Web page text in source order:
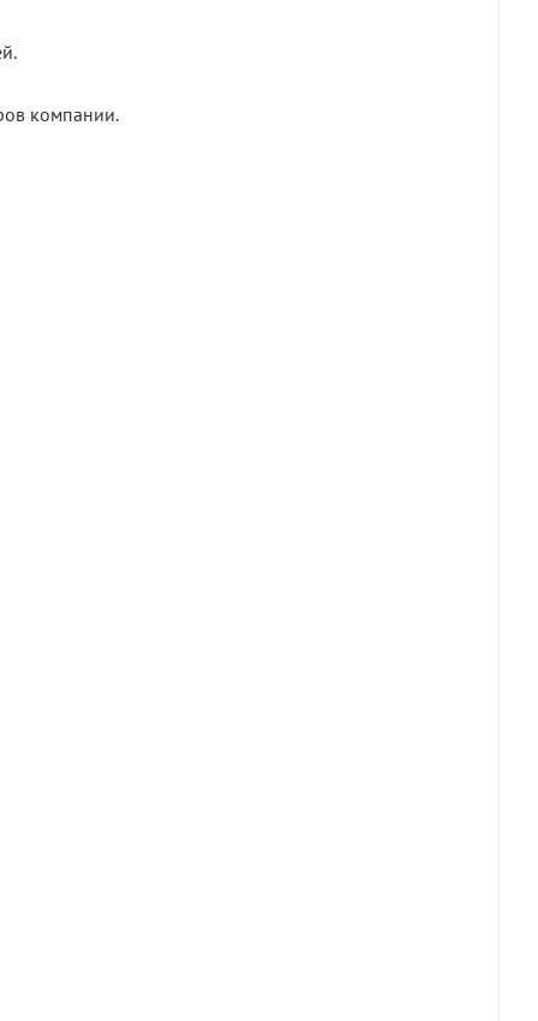
компании.